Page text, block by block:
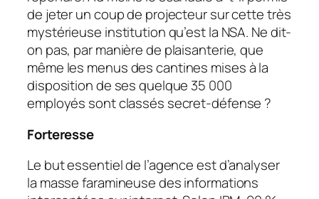
de jeter un coup de projecteur sur cette très
mystérieuse institution qu’est la NSA. Ne dit-
on pas, par manière de plaisanterie, que
même les menus des cantines mises à la
disposition de ses quelque 35 000
employés sont classés secret-défense ?
Forteresse
Le but essentiel de l’agence est d’analyser
la masse faramineuse des informations